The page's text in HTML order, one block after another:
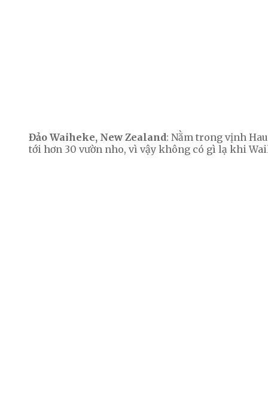
Đảo Waiheke, New Zealand: Nằm trong vịnh
tới hơn 30 vườn nho, vì vậy không có gì lạ khi